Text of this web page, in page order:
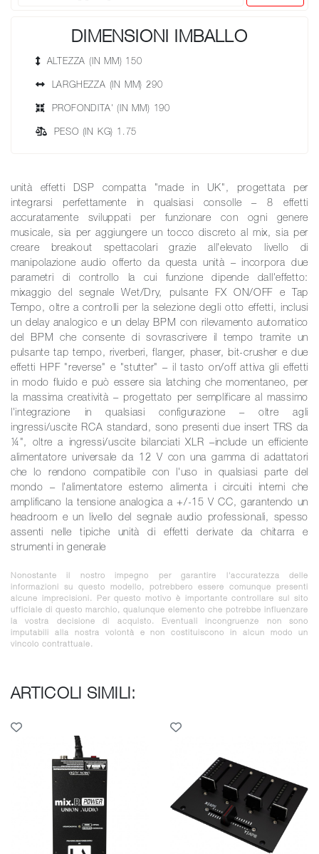
DIMENSIONI IMBALLO
ALTEZZA (IN MM) 150
LARGHEZZA (IN MM) 290
PROFONDITA' (IN MM) 190
PESO (IN KG) 1.75
unità effetti DSP compatta "made in UK", progettata per
integrarsi perfettamente in qualsiasi consolle – 8 effetti
accuratamente sviluppati per funzionare con ogni genere
musicale, sia per aggiungere un tocco discreto al mix, sia per
creare breakout spettacolari grazie all'elevato livello di
manipolazione audio offerto da questa unità – incorpora due
parametri di controllo la cui funzione dipende dall'effetto:
mixaggio del segnale Wet/Dry, pulsante FX ON/OFF e Tap
Tempo, oltre a controlli per la selezione degli otto effetti, inclusi
un delay analogico e un delay BPM con rilevamento automatico
del BPM che consente di sovrascrivere il tempo tramite un
pulsante tap tempo, riverberi, flanger, phaser, bit-crusher e due
effetti HPF "reverse" e "stutter" – il tasto on/off attiva gli effetti
in modo fluido e può essere sia latching che momentaneo, per
la massima creatività – progettato per semplificare al massimo
l'integrazione in qualsiasi configurazione – oltre agli
ingressi/uscite RCA standard, sono presenti due insert TRS da
¼", oltre a ingressi/uscite bilanciati XLR –include un efficiente
alimentatore universale da 12 V con una gamma di adattatori
che lo rendono compatibile con l'uso in qualsiasi parte del
mondo – l'alimentatore esterno alimenta i circuiti interni che
amplificano la tensione analogica a +/-15 V CC, garantendo un
headroom e un livello del segnale audio professionali, spesso
assenti nelle tipiche unità di effetti derivate da chitarra e
strumenti in generale
Nonostante il nostro impegno per garantire l'accuratezza delle
informazioni su questo modello, potrebbero essere comunque presenti
alcune imprecisioni. Per questo motivo è importante controllare sul sito
ufficiale di questo marchio, qualunque elemento che potrebbe influenzare
la vostra decisione di acquisto. Eventuali incongruenze non sono
imputabili alla nostra volontà e non costituiscono in alcun modo un
vincolo contrattuale.
ARTICOLI SIMILI: